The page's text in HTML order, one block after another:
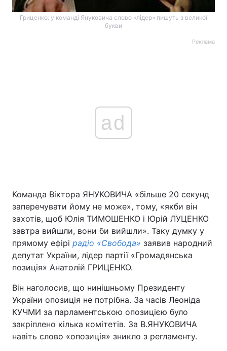
Гриценко: у команді Януковича слово «лідер» пишуть з великої
букви
Реклама
ad
Команда Віктора ЯНУКОВИЧА «більше 20 секунд
заперечувати йому не може», тому, «якби він
захотів, щоб Юлія ТИМОШЕНКО і Юрій ЛУЦЕНКО
завтра вийшли, вони би вийшли». Таку думку у
прямому ефірі радіо «Свобода» заявив народний
депутат України, лідер партії «Громадянська
позиція» Анатолій ГРИЦЕНКО.
Він наголосив, що нинішньому Президенту
України опозиція не потрібна. За часів Леоніда
КУЧМИ за парламентською опозицією було
закріплено кілька комітетів. За В.ЯНУКОВИЧА
навіть слово «опозиція» зникло з регламенту.